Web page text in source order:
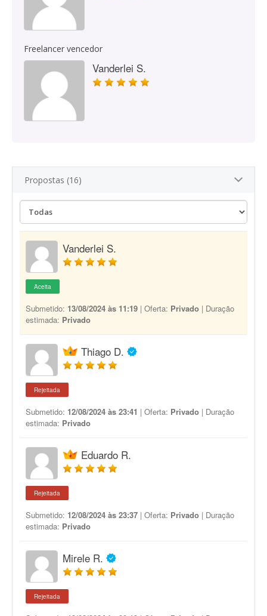
Freelancer vencedor
Vanderlei S.
Propostas (16)
Vanderlei S.
Aceita
Submetido: 13/08/2024 às 11:19 | Oferta: Privado | Duração
estimada: Privado
Thiago D.
Rejeitada
Submetido: 12/08/2024 às 23:41 | Oferta: Privado | Duração
estimada: Privado
Eduardo R.
Rejeitada
Submetido: 12/08/2024 às 23:37 | Oferta: Privado | Duração
estimada: Privado
Mirele R.
Rejeitada